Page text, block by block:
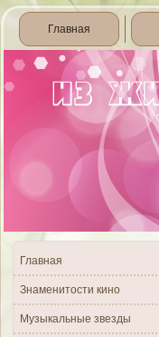
Главная
Главная
Знаменитости кино
Музыкальные звезды